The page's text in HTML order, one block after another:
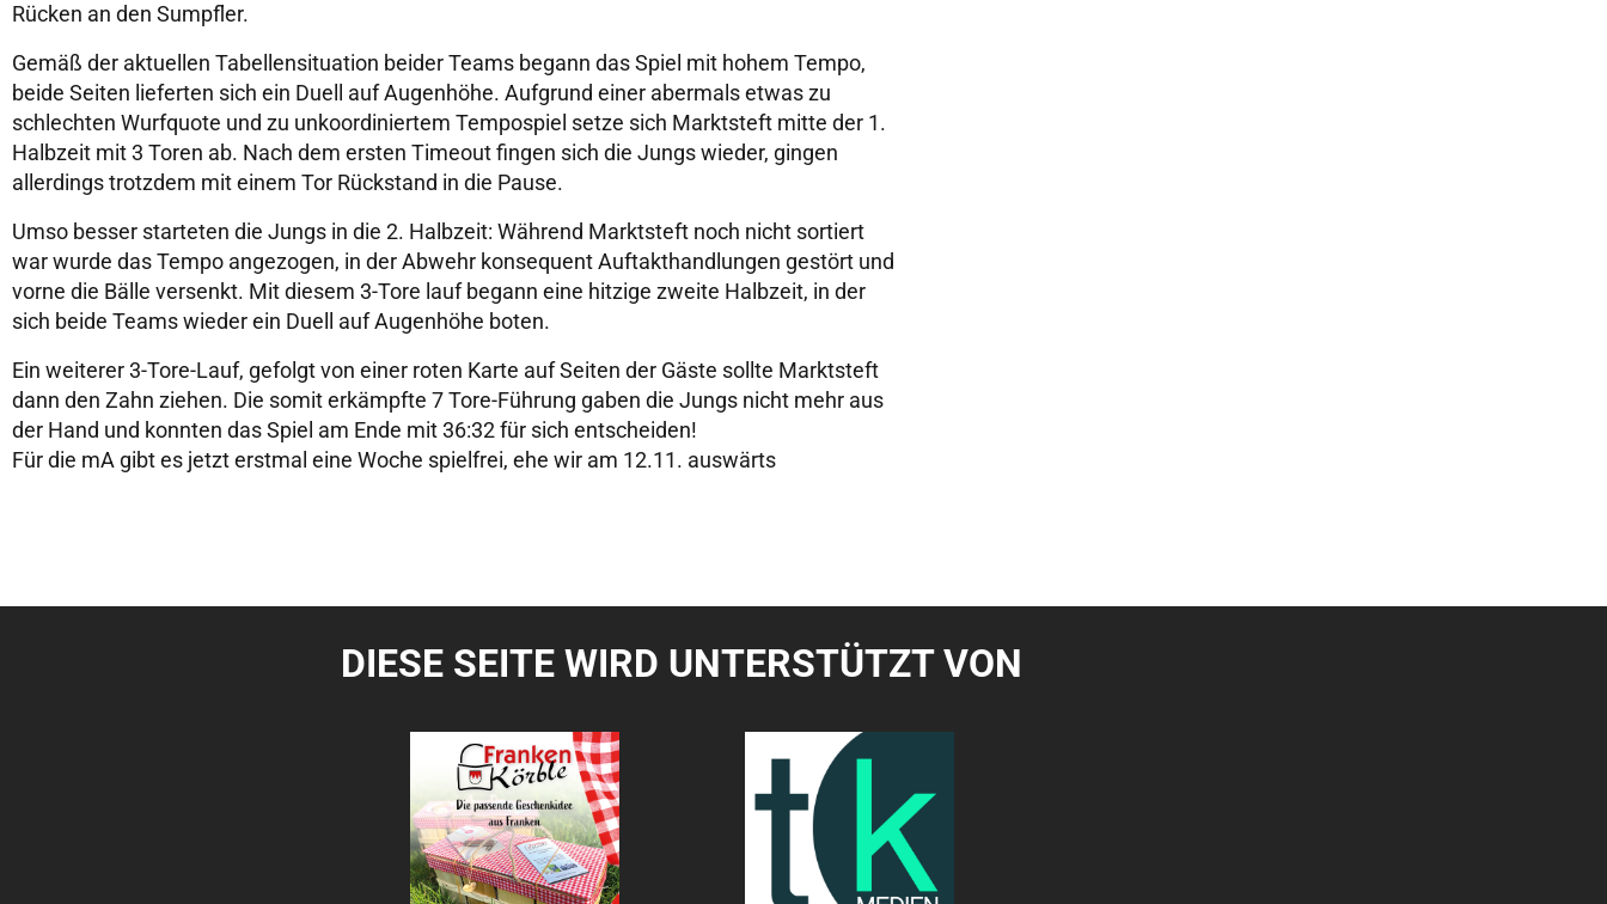
Rücken an den Sumpfler.
Gemäß der aktuellen Tabellensituation beider Teams begann das Spiel mit hohem Tempo,
beide Seiten lieferten sich ein Duell auf Augenhöhe. Aufgrund einer abermals etwas zu
schlechten Wurfquote und zu unkoordiniertem Tempospiel setze sich Marktsteft mitte der 1.
Halbzeit mit 3 Toren ab. Nach dem ersten Timeout fingen sich die Jungs wieder, gingen
allerdings trotzdem mit einem Tor Rückstand in die Pause.
Umso besser starteten die Jungs in die 2. Halbzeit: Während Marktsteft noch nicht sortiert
war wurde das Tempo angezogen, in der Abwehr konsequent Auftakthandlungen gestört und
vorne die Bälle versenkt. Mit diesem 3-Tore lauf begann eine hitzige zweite Halbzeit, in der
sich beide Teams wieder ein Duell auf Augenhöhe boten.
Ein weiterer 3-Tore-Lauf, gefolgt von einer roten Karte auf Seiten der Gäste sollte Marktsteft
dann den Zahn ziehen. Die somit erkämpfte 7 Tore-Führung gaben die Jungs nicht mehr aus
der Hand und konnten das Spiel am Ende mit 36:32 für sich entscheiden!
Für die mA gibt es jetzt erstmal eine Woche spielfrei, ehe wir am 12.11. auswärts
DIESE SEITE WIRD UNTERSTÜTZT VON